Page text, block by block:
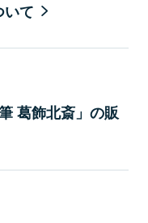
いて
葛飾北斎」の販